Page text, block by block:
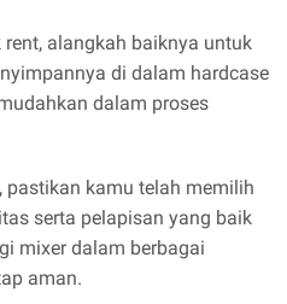
alangkah baiknya untuk
di dalam hardcase
dalam proses
pastikan kamu telah memilih
serta pelapisan yang baik
mixer dalam berbagai
aman.